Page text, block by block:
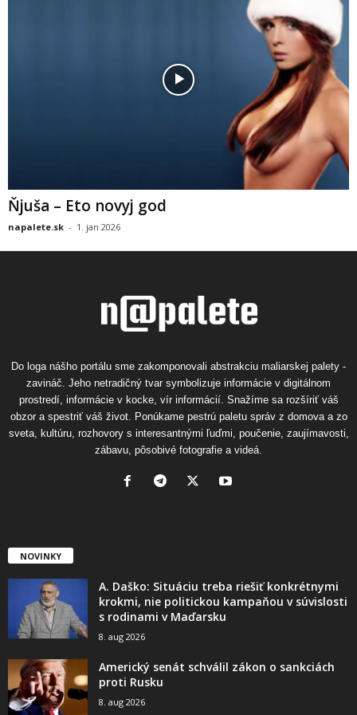
Ňjuša – Eto novyj god
napalete.sk - 1. jan 2026
Do loga nášho portálu sme zakomponovali abstrakciu maliarskej palety -
zavináč. Jeho netradičný tvar symbolizuje informácie v digitálnom
prostredí, informácie v kocke, vír informácií. Snažíme sa rozšíriť váš
obzor a spestriť váš život. Ponúkame pestrú paletu správ z domova a zo
sveta, kultúru, rozhovory s interesantnými ľuďmi, poučenie, zaujímavosti,
zábavu, pôsobivé fotografie a videá.
NOVINKY
A. Daško: Situáciu treba riešiť konkrétnymi
krokmi, nie politickou kampaňou v súvislosti
s rodinami v Maďarsku
8. aug 2026
Americký senát schválil zákon o sankciách
proti Rusku
8. aug 2026